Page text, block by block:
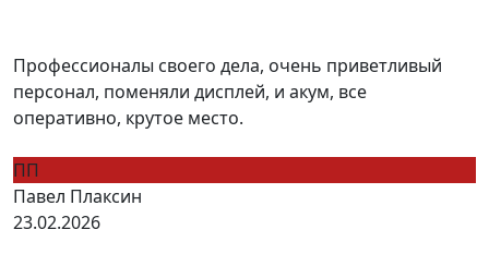
Профессионалы своего дела, очень приветливый
персонал, поменяли дисплей, и акум, все
оперативно, крутое место.
ПП
Павел Плаксин
23.02.2026